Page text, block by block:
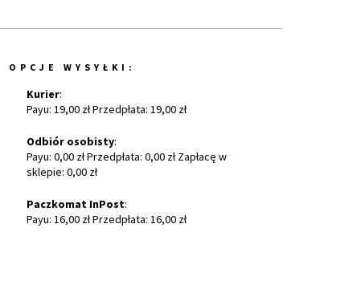
OPCJE WYSYŁKI:
Kurier:
Payu: 19,00 zł Przedpłata: 19,00 zł
Odbiór osobisty:
Payu: 0,00 zł Przedpłata: 0,00 zł Zapłacę w
sklepie: 0,00 zł
Paczkomat InPost:
Payu: 16,00 zł Przedpłata: 16,00 zł